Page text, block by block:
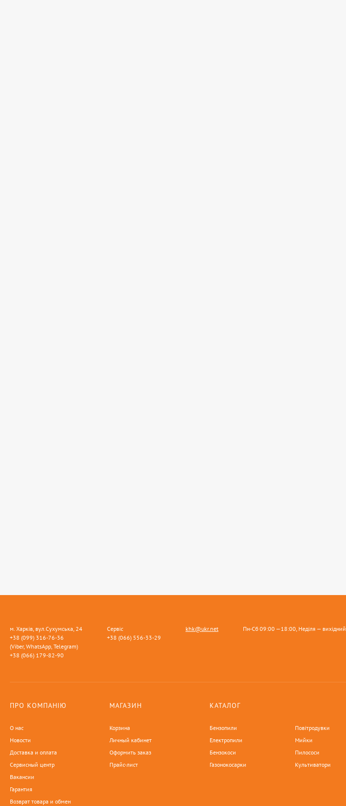
м. Харків, вул.Сухумська, 24
+38 (099) 316-76-36
(Viber, WhatsApp, Telegram)
+38 (066) 179-82-90
Сервіс
+38 (066) 556-33-29
khk@ukr.net Пн-Сб 09:00 —18:00, Неділя — вихідний
ПРО КОМПАНІЮ
О нас
Новости
Доставка и оплата
Сервисный центр
Вакансии
Гарантия
Возврат товара и обмен
МАГАЗИН
Корзина
Личный кабинет
Оформить заказ
Прайс-лист
КАТАЛОГ
Бензопили
Електропили
Бензокоси
Газонокосарки
Повітродувки
Мийки
Пилососи
Культиватори